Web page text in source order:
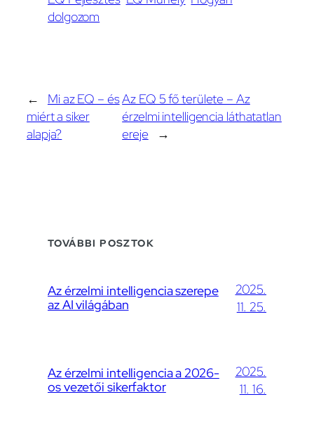
dolgozom
←
Mi az EQ – és
miért a siker
alapja?
Az EQ 5 fő területe – Az
érzelmi intelligencia láthatatlan
ereje
→
TOVÁBBI POSZTOK
Az érzelmi intelligencia szerepe
az AI világában
2025.
11. 25.
Az érzelmi intelligencia a 2026-
os vezetői sikerfaktor
2025.
11. 16.